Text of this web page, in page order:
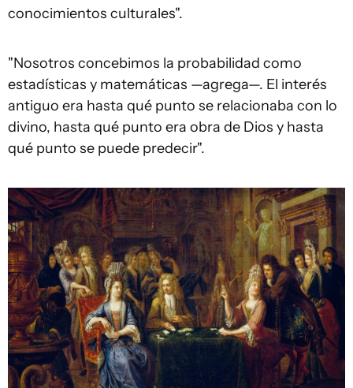
conocimientos culturales".
"Nosotros concebimos la probabilidad como
estadísticas y matemáticas —agrega—. El interés
antiguo era hasta qué punto se relacionaba con lo
divino, hasta qué punto era obra de Dios y hasta
qué punto se puede predecir".